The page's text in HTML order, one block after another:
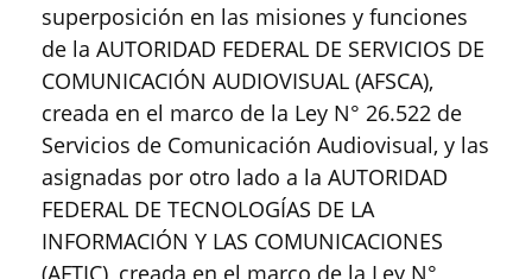
superposición en las misiones y funciones
de la AUTORIDAD FEDERAL DE SERVICIOS DE
COMUNICACIÓN AUDIOVISUAL (AFSCA),
creada en el marco de la Ley N° 26.522 de
Servicios de Comunicación Audiovisual, y las
asignadas por otro lado a la AUTORIDAD
FEDERAL DE TECNOLOGÍAS DE LA
INFORMACIÓN Y LAS COMUNICACIONES
(AFTIC), creada en el marco de la Ley N°